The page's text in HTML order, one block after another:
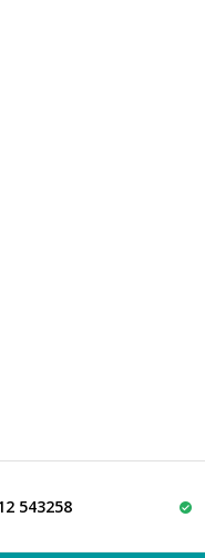
543258